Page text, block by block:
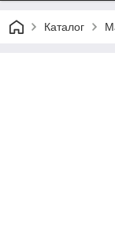
Каталог